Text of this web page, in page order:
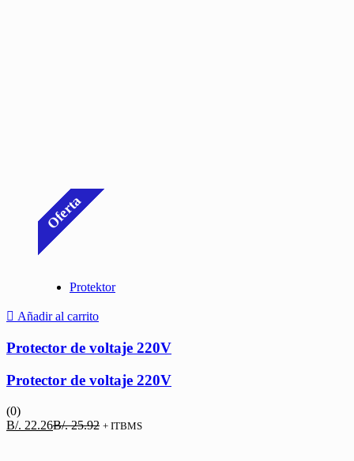
Oferta
Protektor
Añadir al carrito
Protector de voltaje 220V
Protector de voltaje 220V
(0)
B/. 22.26El
B/.25.92 El
+ ITBMS